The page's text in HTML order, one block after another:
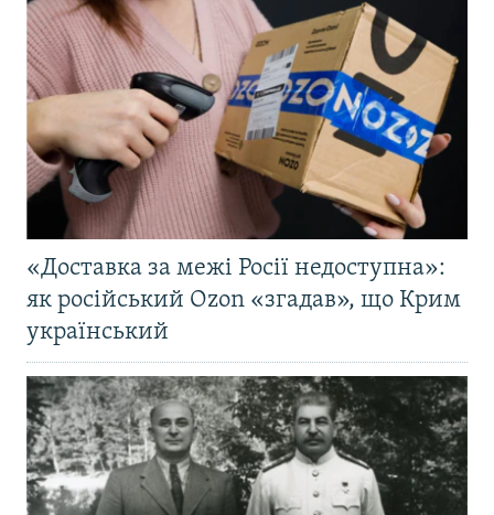
«Доставка за межі Росії недоступна»:
як російський Ozon «згадав», що Крим
український